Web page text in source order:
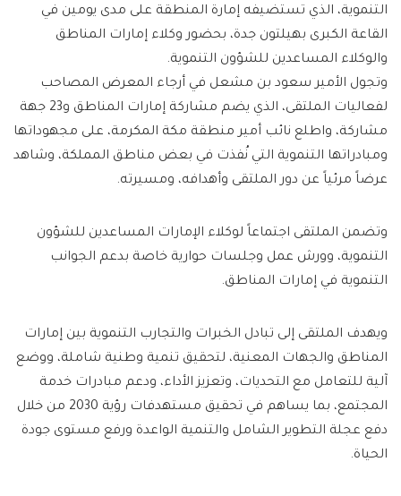
التنموية، الذي تستضيفه إمارة المنطقة على مدى يومين في
القاعة الكبرى بهيلتون جدة، بحضور وكلاء إمارات المناطق
والوكلاء المساعدين للشؤون التنموية.
وتجول الأمير سعود بن مشعل في أرجاء المعرض المصاحب
لفعاليات الملتقى، الذي يضم مشاركة إمارات المناطق و23 جهة
مشاركة، واطلع نائب أمير منطقة مكة المكرمة، على مجهوداتها
ومبادراتها التنموية التي نُفذت في بعض مناطق المملكة، وشاهد
عرضاً مرئياً عن دور الملتقى وأهدافه، ومسيرته.
وتضمن الملتقى اجتماعاً لوكلاء الإمارات المساعدين للشؤون
التنموية، وورش عمل وجلسات حوارية خاصة بدعم الجوانب
التنموية في إمارات المناطق.
ويهدف الملتقى إلى تبادل الخبرات والتجارب التنموية بين إمارات
المناطق والجهات المعنية، لتحقيق تنمية وطنية شاملة، ووضع
آلية للتعامل مع التحديات، وتعزيز الأداء، ودعم مبادرات خدمة
المجتمع، بما يساهم في تحقيق مستهدفات رؤية 2030 من خلال
دفع عجلة التطوير الشامل والتنمية الواعدة ورفع مستوى جودة
الحياة.